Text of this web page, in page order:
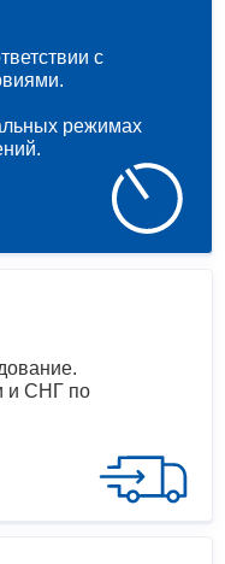
и СНГ по
с
режимах